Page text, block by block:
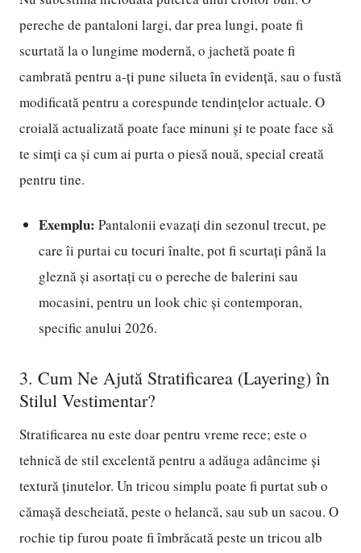
pereche de pantaloni largi, dar prea lungi, poate fi
scurtată la o lungime modernă, o jachetă poate fi
cambrată pentru a-ți pune silueta în evidență, sau o fustă
modificată pentru a corespunde tendințelor actuale. O
croială actualizată poate face minuni și te poate face să
te simți ca și cum ai purta o piesă nouă, special creată
pentru tine.
Exemplu: Pantalonii evazați din sezonul trecut, pe
care îi purtai cu tocuri înalte, pot fi scurtați până la
gleznă și asortați cu o pereche de balerini sau
mocasini, pentru un look chic și contemporan,
specific anului 2026.
3. Cum Ne Ajută Stratificarea (Layering) în
Stilul Vestimentar?
Stratificarea nu este doar pentru vreme rece; este o
tehnică de stil excelentă pentru a adăuga adâncime și
textură ținutelor. Un tricou simplu poate fi purtat sub o
cămașă descheiată, peste o helancă, sau sub un sacou. O
rochie tip furou poate fi îmbrăcată peste un tricou alb